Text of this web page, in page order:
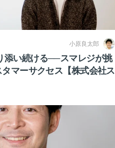
小原良太郎
添い続ける──スマレジが挑
マーサクセス【株式会社ス